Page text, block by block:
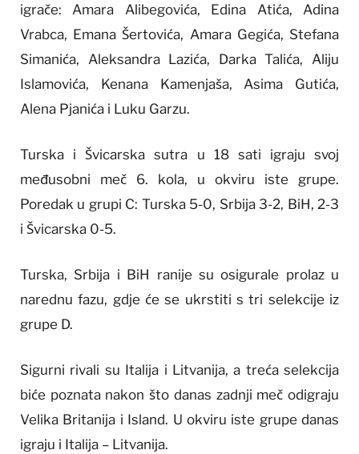
igrače: Amara Alibegovića, Edina Atića, Adina
Vrabca, Emana Šertovića, Amara Gegića, Stefana
Simanića, Aleksandra Lazića, Darka Talića, Aliju
Islamovića, Kenana Kamenjaša, Asima Gutića,
Alena Pjanića i Luku Garzu.
Turska i Švicarska sutra u 18 sati igraju svoj
međusobni meč 6. kola, u okviru iste grupe.
Poredak u grupi C: Turska 5-0, Srbija 3-2, BiH, 2-3
i Švicarska 0-5.
Turska, Srbija i BiH ranije su osigurale prolaz u
narednu fazu, gdje će se ukrstiti s tri selekcije iz
grupe D.
Sigurni rivali su Italija i Litvanija, a treća selekcija
biće poznata nakon što danas zadnji meč odigraju
Velika Britanija i Island. U okviru iste grupe danas
igraju i Italija – Litvanija.